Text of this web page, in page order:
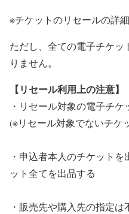
※チケットのリセールの詳
ただし、全ての電子チケ
りません。
【リセール利用上の注意】
・ リセール対象の電子チケ
(※リセール対象でないチケ
・申込者本人のチケット
ット全てを出品する
・販売先や購入先の指定は